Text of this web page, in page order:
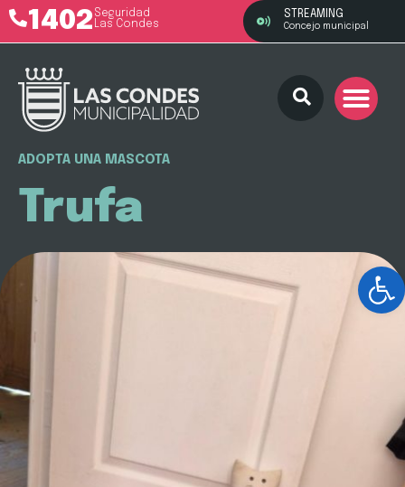
1402 Seguridad
Las Condes
STREAMING
Concejo municipal
ADOPTA UNA MASCOTA
Trufa